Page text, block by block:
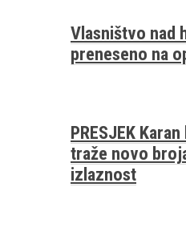
Vlasništvo nad
preneseno na
PRESJEK
traže novo
izlaznost